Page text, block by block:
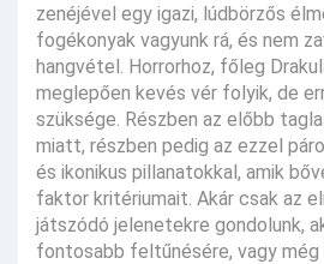
zenéjével egy igazi, lúdbörzős
fogékonyak vagyunk rá, és nem
hangvétel. Horrorhoz, főleg
meglepően kevés vér folyik, de
szüksége. Részben az előbb
miatt, részben pedig az ezzel
és ikonikus pillanatokkal, amik
faktor kritériumait. Akár csak az
játszódó jelenetekre gondolunk,
fontosabb feltűnésére, vagy még